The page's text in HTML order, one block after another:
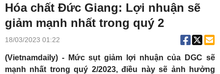
Hóa chất Đức Giang: Lợi nhuận sẽ
giảm mạnh nhất trong quý 2
18/03/2023 01:22
(Vietnamdaily) - Mức sụt giảm lợi nhuận của DGC sẽ
mạnh nhất trong quý 2/2023, điều này sẽ ảnh hưởng